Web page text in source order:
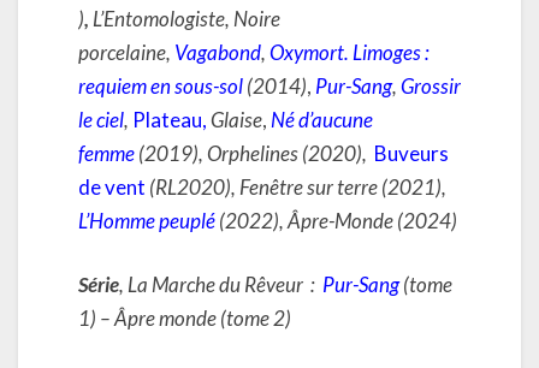
), L’Entomologiste, Noire
porcelaine, Vagabond,Oxymort. Limoges :
requiem en sous-sol(2014), Pur-Sang,Grossir
le ciel, Plateau,Glaise, Né d’aucune
femme(2019), Orphelines (2020), Buveurs
de vent (RL2020), Fenêtre sur terre (2021),
L’Homme peuplé(2022), Âpre-Monde (2024)
Série, La Marche du Rêveur : Pur-Sang(tome
1) – Âpre monde (tome 2)